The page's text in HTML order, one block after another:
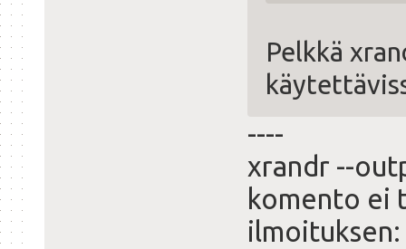
Pelkkä
----
xrandr --
komento ei
ilmoituksen: